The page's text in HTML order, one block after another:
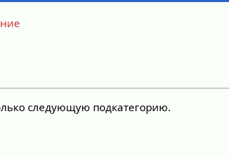
следующую подкатегорию.